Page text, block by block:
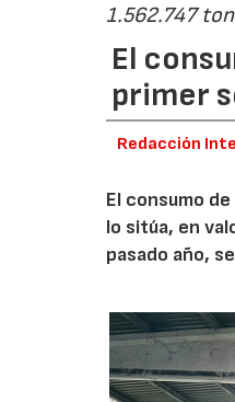
1.562.747
El
primer
Redacción
El consumo
lo sitúa, en
pasado año,